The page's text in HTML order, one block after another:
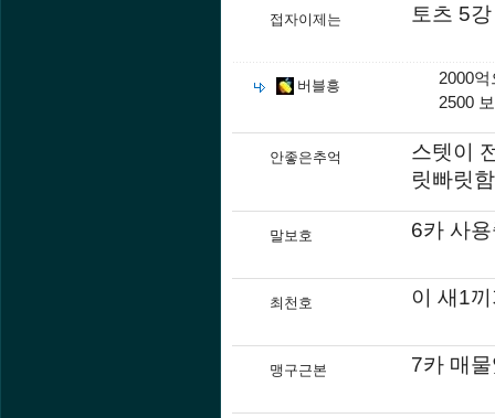
접자이제는 토츠 5
버블흥
2000
2500
안좋은추억
스텟이
릿빠릿
말보호 6카 사
최천호 이 새1
맹구근본 7카 매